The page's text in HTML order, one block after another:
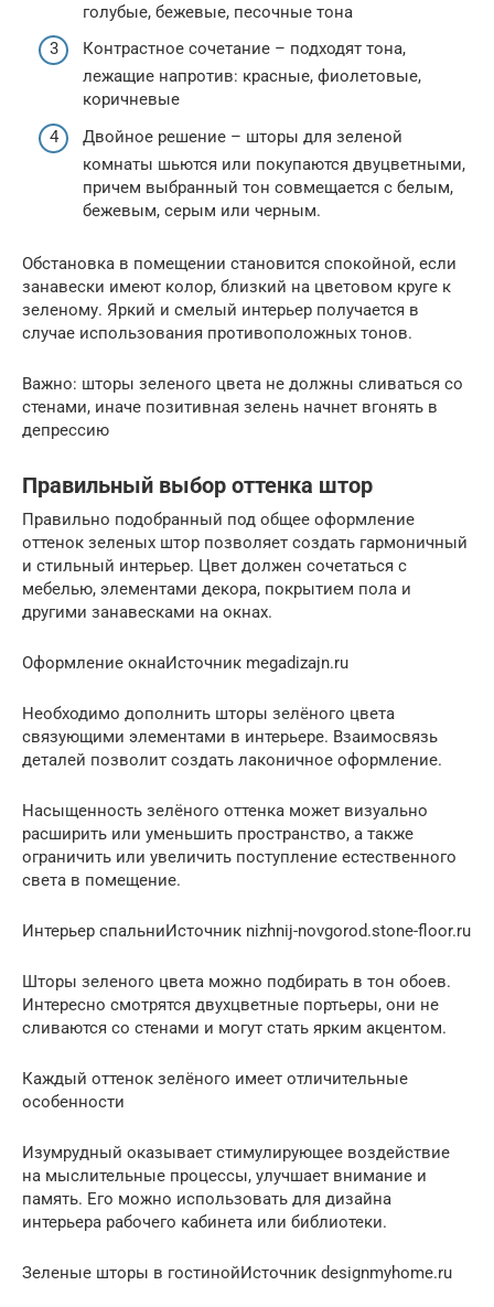
голубые, бежевые, песочные тона
Контрастное сочетание – подходят тона,
лежащие напротив: красные, фиолетовые,
коричневые
Двойное решение – шторы для зеленой
комнаты шьются или покупаются двуцветными,
причем выбранный тон совмещается с белым,
бежевым, серым или черным.
Обстановка в помещении становится спокойной, если
занавески имеют колор, близкий на цветовом круге к
зеленому. Яркий и смелый интерьер получается в
случае использования противоположных тонов.
Важно: шторы зеленого цвета не должны сливаться со
стенами, иначе позитивная зелень начнет вгонять в
депрессию
Правильный выбор оттенка штор
Правильно подобранный под общее оформление
оттенок зеленых штор позволяет создать гармоничный
и стильный интерьер. Цвет должен сочетаться с
мебелью, элементами декора, покрытием пола и
другими занавесками на окнах.
Оформление окнаИсточник megadizajn.ru
Необходимо дополнить шторы зелёного цвета
связующими элементами в интерьере. Взаимосвязь
деталей позволит создать лаконичное оформление.
Насыщенность зелёного оттенка может визуально
расширить или уменьшить пространство, а также
ограничить или увеличить поступление естественного
света в помещение.
Интерьер спальниИсточник nizhnij-novgorod.stone-floor.ru
Шторы зеленого цвета можно подбирать в тон обоев.
Интересно смотрятся двухцветные портьеры, они не
сливаются со стенами и могут стать ярким акцентом.
Каждый оттенок зелёного имеет отличительные
особенности
Изумрудный оказывает стимулирующее воздействие
на мыслительные процессы, улучшает внимание и
память. Его можно использовать для дизайна
интерьера рабочего кабинета или библиотеки.
Зеленые шторы в гостинойИсточник designmyhome.ru